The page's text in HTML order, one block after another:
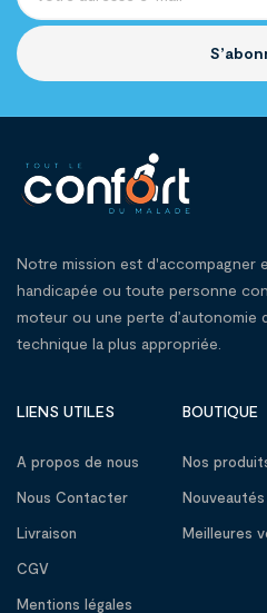
Notre mission est d'accompagner
handicapée ou toute personne
moteur ou une perte d’autonomie
technique la plus appropriée.
LIENS UTILES
A propos de nous
Nous Contacter
Livraison
CGV
Mentions légales
BOUTIQUE
Nos
Nouveautés
Meilleures